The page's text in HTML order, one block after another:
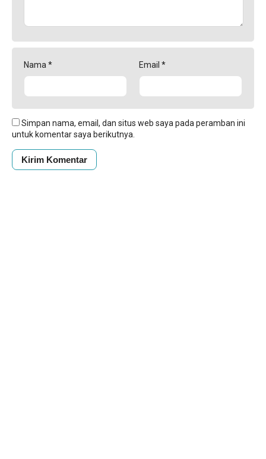
Nama* Email *
Simpan nama, email, dan situs web saya pada peramban ini
untuk komentar saya berikutnya.